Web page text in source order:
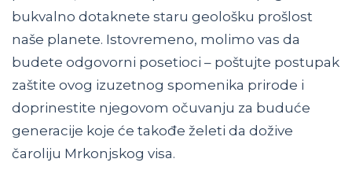
bukvalno dotaknete staru geološku prošlost
naše planete. Istovremeno, molimo vas da
budete odgovorni posetioci – poštujte postupak
zaštite ovog izuzetnog spomenika prirode i
doprinestite njegovom očuvanju za buduće
generacije koje će takođe želeti da dožive
čaroliju Mrkonjskog visa.